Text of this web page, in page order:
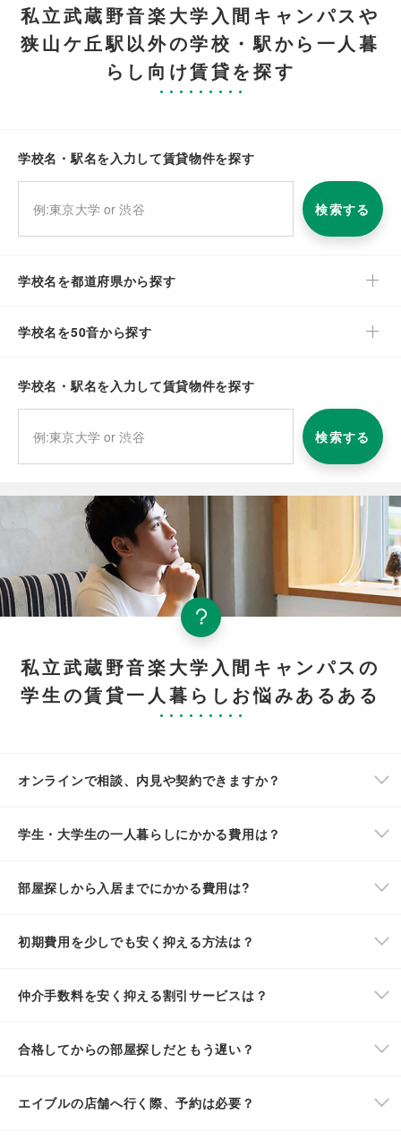
私立武蔵野音楽大学入間キャンパスや
狭山ケ丘駅以外の学校・駅から一人暮
らし向け賃貸を探す
学校名・駅名を入力して賃貸物件を探す
検索する
学校名を都道府県から探す
学校名を50音から探す
学校名・駅名を入力して賃貸物件を探す
検索する
私立武蔵野音楽大学入間キャンパスの
学生の賃貸一人暮らしお悩みあるある
オンラインで相談、内見や契約できますか？
学生・大学生の一人暮らしにかかる費用は？
部屋探しから入居までにかかる費用は?
初期費用を少しでも安く抑える方法は？
仲介手数料を安く抑える割引サービスは？
合格してからの部屋探しだともう遅い？
エイブルの店舗へ行く際、予約は必要？